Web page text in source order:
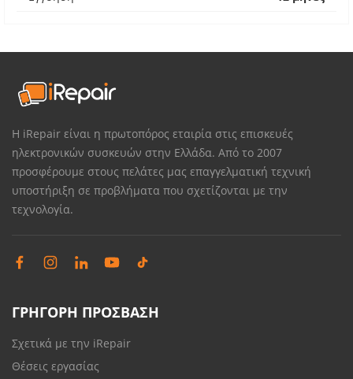
Η iRepair είναι η πρωτοπόρος εταιρία στις επισκευές
ηλεκτρονικών συσκευών στην Ελλάδα. Από το 2007
προσφέρουμε στους πελάτες μας επαγγελματική τεχνική
υποστήριξη σε προβλήματα που σχετίζονται με την
τεχνολογία.
ΓΡΗΓΟΡΗ ΠΡΟΣΒΑΣΗ
Σχετικά με την iRepair
Θέσεις εργασίας